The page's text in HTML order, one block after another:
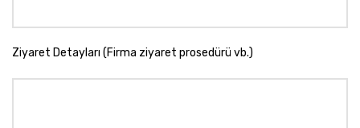
Ziyaret Detayları (Firma ziyaret prosedürü vb.)